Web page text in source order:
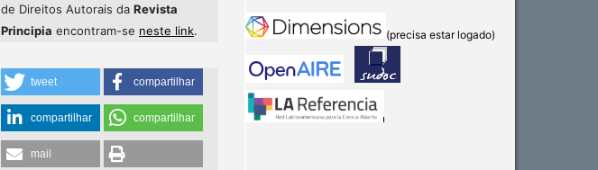
de Direitos Autorais da Revista
Principia encontram-se neste link.
tweet compartilhar
compartilhar compartilhar
mail
(precisa estar logado)